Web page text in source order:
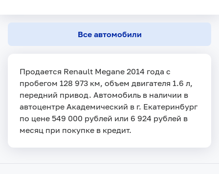
Все автомобили
Продается Renault Megane 2014 года с
пробегом 128 973 км, объем двигателя 1.6 л,
передний привод. Автомобиль в наличии в
автоцентре Академический в г. Екатеринбург
по цене 549 000 рублей или 6 924 рублей в
месяц при покупке в кредит.